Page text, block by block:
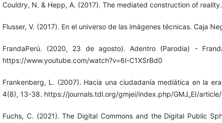
Couldry, N. & Hepp, A. (2017). The mediated construction of
Flusser, V. (2017). En el universo de las imágenes técnicas. Caja
FrandaPerú. (2020, 23 de agosto). Adentro (Parodia) -
https://www.youtube.com/watch?v=6l-C1XSrBd0
Frankenberg, L. (2007). Hacia una ciudadanía mediática en la
4(8), 13-38. https://journals.tdl.org/gmjei/index.php/GMJ_EI/
Fuchs, C. (2021). The Digital Commons and the Digital Public